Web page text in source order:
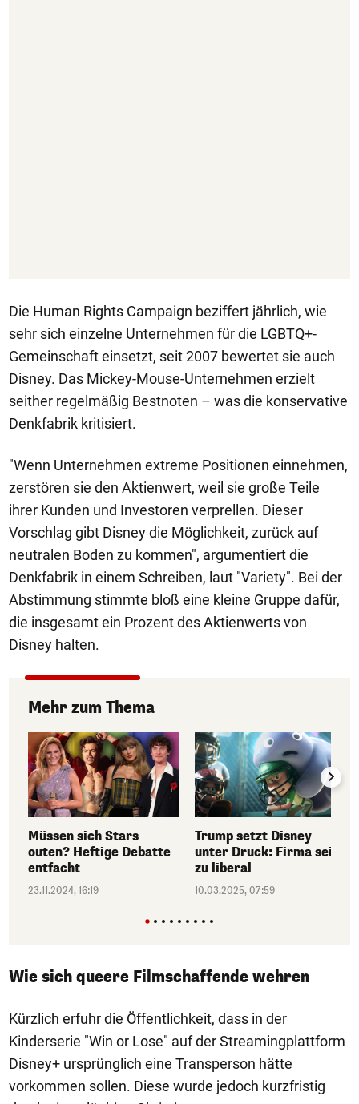
Die Human Rights Campaign beziffert jährlich, wie
sehr sich einzelne Unternehmen für die LGBTQ+-
Gemeinschaft einsetzt, seit 2007 bewertet sie auch
Disney. Das Mickey-Mouse-Unternehmen erzielt
seither regelmäßig Bestnoten – was die konservative
Denkfabrik kritisiert.
"Wenn Unternehmen extreme Positionen einnehmen,
zerstören sie den Aktienwert, weil sie große Teile
ihrer Kunden und Investoren verprellen. Dieser
Vorschlag gibt Disney die Möglichkeit, zurück auf
neutralen Boden zu kommen", argumentiert die
Denkfabrik in einem Schreiben, laut "Variety". Bei der
Abstimmung stimmte bloß eine kleine Gruppe dafür,
die insgesamt ein Prozent des Aktienwerts von
Disney halten.
Mehr zum Thema
Müssen sich Stars
outen? Heftige Debatte
entfacht
23.11.2024, 16:19
Trump setzt Disney
unter Druck: Firma sei
zu liberal
10.03.2025, 07:59
Wie sich queere Filmschaffende wehren
Kürzlich erfuhr die Öffentlichkeit, dass in der
Kinderserie "Win or Lose" auf der Streamingplattform
Disney+ ursprünglich eine Transperson hätte
vorkommen sollen. Diese wurde jedoch kurzfristig